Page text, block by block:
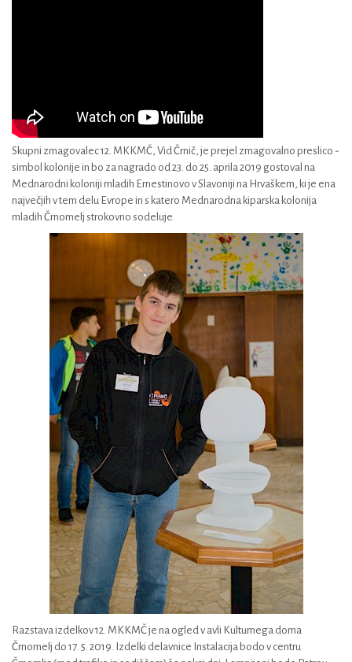
Skupni zmagovalec 12. MKKMČ, Vid Črnič, je prejel zmagovalno preslico -
simbol kolonije in bo za nagrado od 23. do 25. aprila 2019 gostoval na
Mednarodni koloniji mladih Ernestinovo v Slavoniji na Hrvaškem, ki je ena
največjih v tem delu Evrope in s katero Mednarodna kiparska kolonija
mladih Črnomelj strokovno sodeluje.
Razstava izdelkov 12. MKKMČ je na ogled v avli Kulturnega doma
Črnomelj do 17. 5. 2019. Izdelki delavnice Instalacija bodo v centru